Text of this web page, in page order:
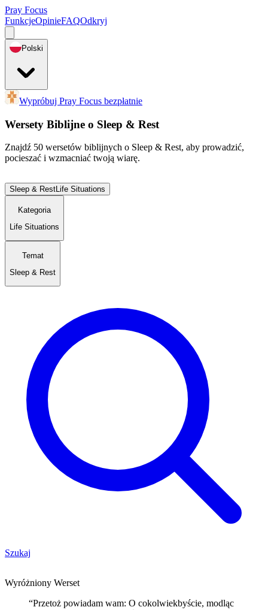
Pray Focus
FunkcjeOpinieFAQOdkryj
Polski
Wypróbuj Pray Focus bezpłatnie
Wersety Biblijne o Sleep & Rest
Znajdź 50 wersetów biblijnych o Sleep & Rest, aby prowadzić,
pocieszać i wzmacniać twoją wiarę.
Sleep & RestLife Situations
Kategoria
Life Situations
Temat
Sleep & Rest
Szukaj
Wyróżniony Werset
“Przetoż powiadam wam: O cokolwiekbyście, modląc